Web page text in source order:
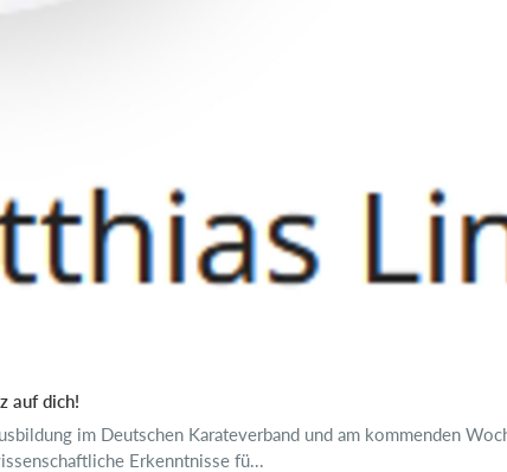
auf dich!
im Deutschen Karateverband und am kommenden
Erkenntnisse fü...